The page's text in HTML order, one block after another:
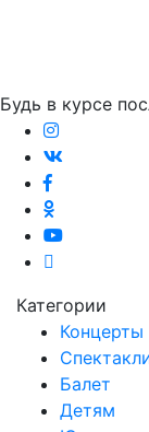
Будь в курсе
Категории
Концерты
Балет
Детям